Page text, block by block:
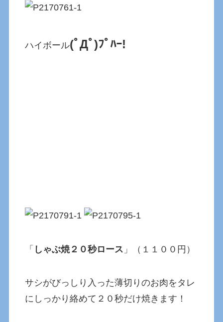
ハイボール(ﾟДﾟ)ﾌﾟﾊｰ!
「 しゃぶ焼２０秒ロース 」（１１００円）
サシがびっしり入った薄切りのお肉をタレ
にしっかり絡めて２０秒だけ焼きます！